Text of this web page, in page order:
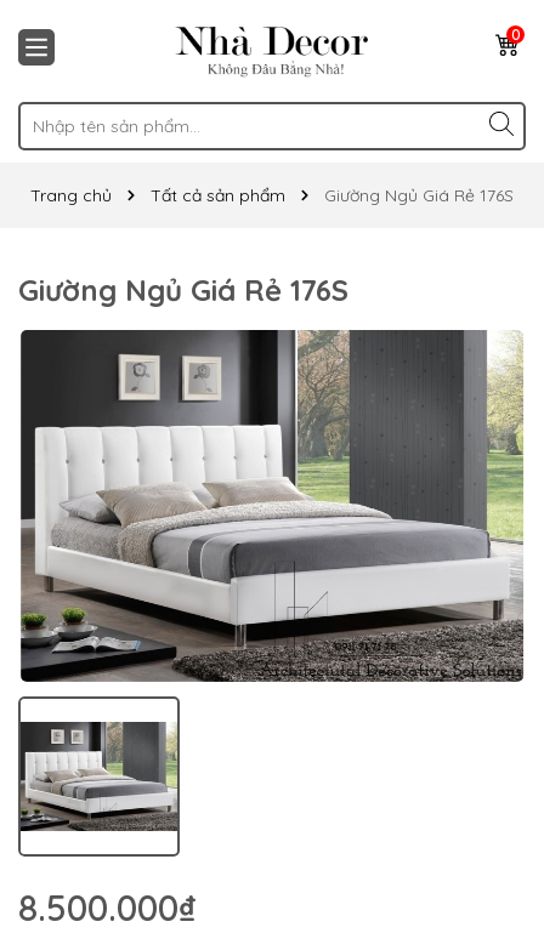
0
Trang chủ Tất cả sản phẩm Giường Ngủ Giá Rẻ 176S
Giường Ngủ Giá Rẻ 176S
8.500.000₫